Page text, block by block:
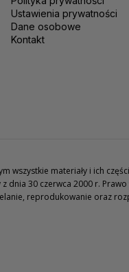
Ustawienia prywatności
Dane osobowe
Kontakt
wszystkie materiały i ich
30 czerwca 2000 r.
reprodukowanie oraz